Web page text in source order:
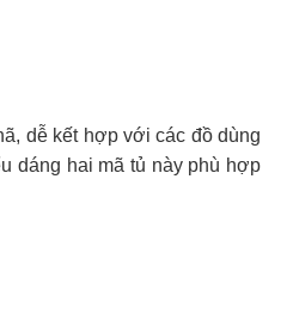
dễ kết hợp với các đồ dùng
dáng hai mã tủ này phù hợp